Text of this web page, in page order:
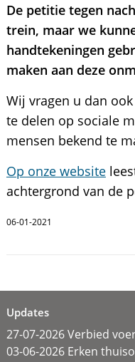
De petitie tegen
trein, maar we
handtekeningen
maken aan deze
Wij vragen u dan
te delen op sociale
mensen bekend te
Op onze website
achtergrond van de
06-01-2021
Updates
27-07-2026 Verbied
03-06-2026 Erken